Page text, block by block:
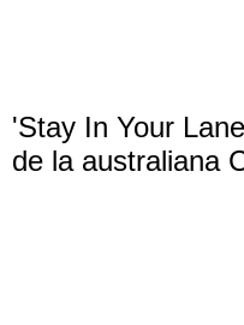
'Stay In Your
de la australiana